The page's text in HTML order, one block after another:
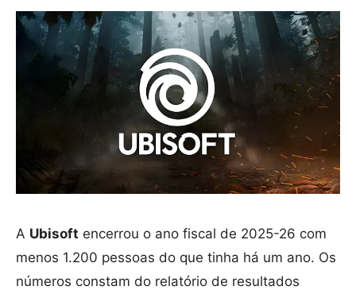
A Ubisoft encerrou o ano fiscal de 2025-26 com
menos 1.200 pessoas do que tinha há um ano. Os
números constam do relatório de resultados